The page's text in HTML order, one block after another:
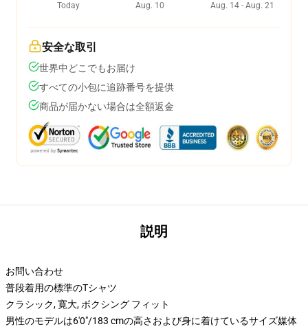
Today
Aug. 10
Aug. 14 - Aug. 21
安全な取引
世界中どこでもお届け
すべての小包に追跡番号を提供
商品が届かない場合は全額返金
説明
お問い合わせ
普段着用の標準のTシャツ
クラシック, 寛大, ボクシング フィット
男性のモデルは6'0"/183 cmの高さおよび身に着けているサイズ媒体